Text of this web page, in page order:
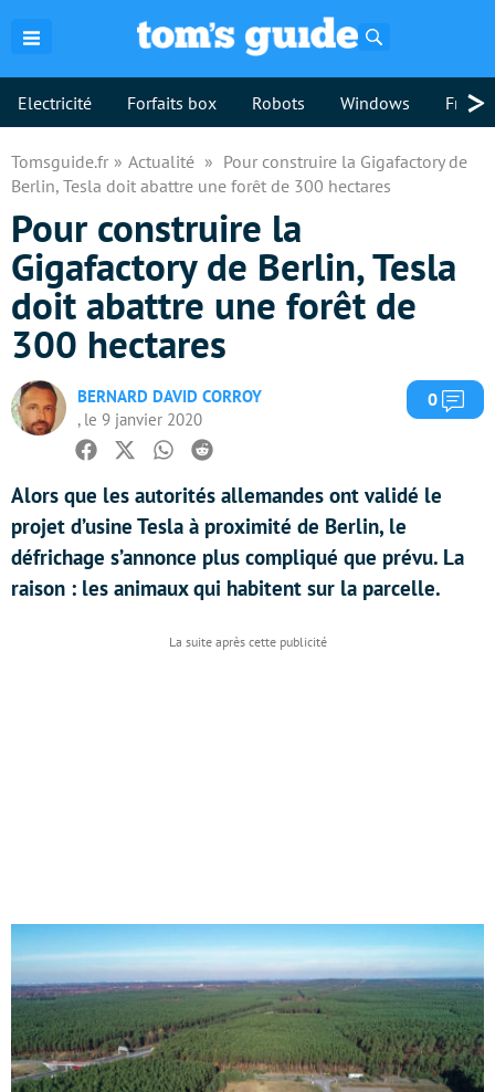
Electricité Forfaits box Robots Windows >
Tomsguide.fr Actualité
Pour construire la Gigafactory de
Berlin, Tesla doit abattre une forêt de 300 hectares
Pour construire la
Gigafactory de Berlin, Tesla
doit abattre une forêt de
300 hectares
BERNARD DAVID CORROY
, le 9 janvier 2020
0
Facebook
TwitterWhatsapp
Reddit
Alors que les autorités allemandes ont validé le
projet d’usine Tesla à proximité de Berlin, le
défrichage s’annonce plus compliqué que prévu. La
raison : les animaux qui habitent sur la parcelle.